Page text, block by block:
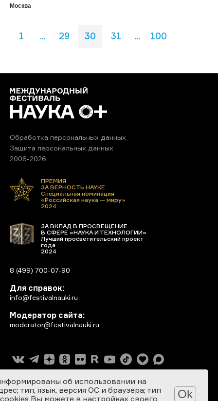
Москва
1 ... 29 30 31 ... 100
Обработка персональных данных
Защита персональных данных
2006-2026
ПРЕМИЯ
ЗА ВЕРНОСТЬ НАУКЕ
Специальная номинация
«Российская наука — миру»
2024
ЗА ВКЛАД В ПРОСВЕЩЕНИЕ
В СФЕРЕ «НАУКА И ТЕХНОЛОГИИ»
Лучший просветительский проект
года
2024
8 (499) 700-07-90
Для справок:
info@festivalnauki.ru
Модератор сайта:
moderator@festivalnauki.ru
об использовании на
тип, язык, версия ОС и браузера; тип
Вы можете в настройках своего
Ok